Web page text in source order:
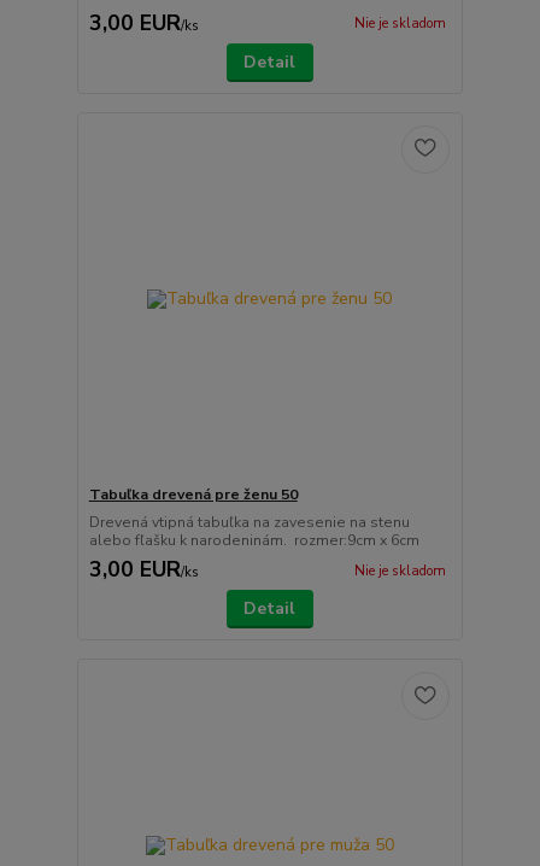
3,00 EUR/ks Nie je skladom
Detail
Tabuľka drevená pre ženu 50
Drevená vtipná tabuľka na zavesenie na stenu
alebo fľašku k narodeninám. rozmer:9cm x 6cm
3,00 EUR/ks Nie je skladom
Detail